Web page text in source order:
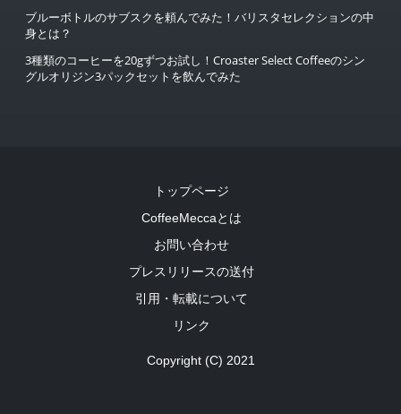
ブルーボトルのサブスクを頼んでみた！バリスタセレクションの中
身とは？
3種類のコーヒーを20gずつお試し！Croaster Select Coffeeのシン
グルオリジン3パックセットを飲んでみた
トップページ
CoffeeMeccaとは
お問い合わせ
プレスリリースの送付
引用・転載について
リンク
Copyright (C) 2021